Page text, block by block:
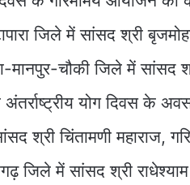
जिले में सांसद श्री
मानपुर-चौकी जिले में सांसद
योग दिवस के
श्री चिंतामणी महाराज,
जिले में सांसद श्री